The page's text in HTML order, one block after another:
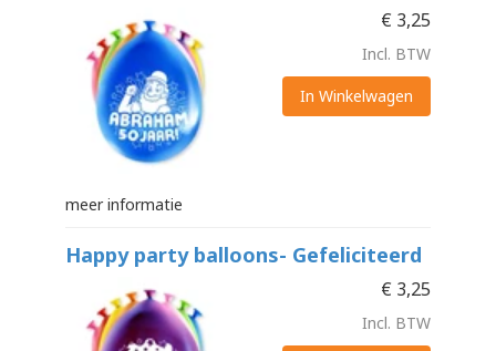
€ 3,25
Incl. BTW
In Winkelwagen
meer informatie
Happy party balloons- Gefeliciteerd
€ 3,25
Incl. BTW